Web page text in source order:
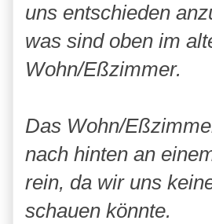
uns entschieden
was sind oben im
Wohn/Eßzimmer.
Das Wohn/
nach hinten an
rein, da wir uns
schauen könnte.